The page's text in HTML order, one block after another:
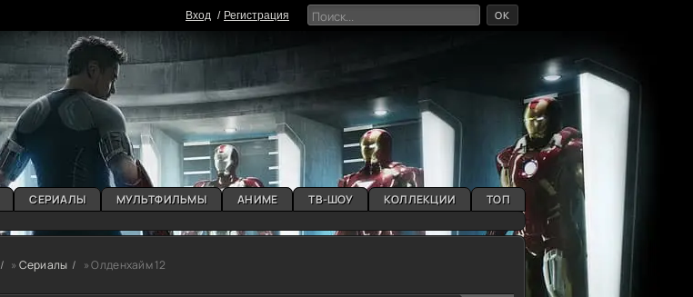
Вxoд Регистрация OK
СЕРИАЛЫ МУЛЬТФИЛЬМЫ АНИМЕ ТВ-ШОУ КОЛЛЕКЦИИ ТОП
» Сериалы » Олденхайм 12